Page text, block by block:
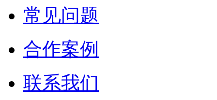
常见问题
合作案例
联系我们